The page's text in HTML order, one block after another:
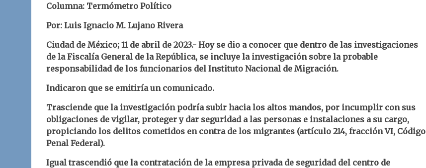
Columna: Termómetro Político
Por: Luis Ignacio M. Lujano Rivera
Ciudad de México; 11 de abril de 2023.- Hoy se dio a conocer que dentro de las investigaciones
de la Fiscalía General de la República, se incluye la investigación sobre la probable
responsabilidad de los funcionarios del Instituto Nacional de Migración.
Indicaron que se emitiría un comunicado.
Trasciende que la investigación podría subir hacia los altos mandos, por incumplir con sus
obligaciones de vigilar, proteger y dar seguridad a las personas e instalaciones a su cargo,
propiciando los delitos cometidos en contra de los migrantes (artículo 214, fracción VI, Código
Penal Federal).
Igual trascendió que la contratación de la empresa privada de seguridad del centro de